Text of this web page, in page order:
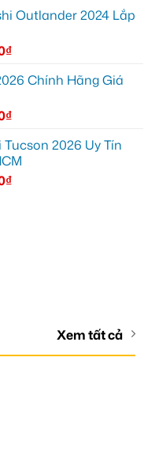
Outlander 2024 Lắp
₫
Chính Hãng Giá
₫
2026 Uy Tín
₫
Xem tất cả